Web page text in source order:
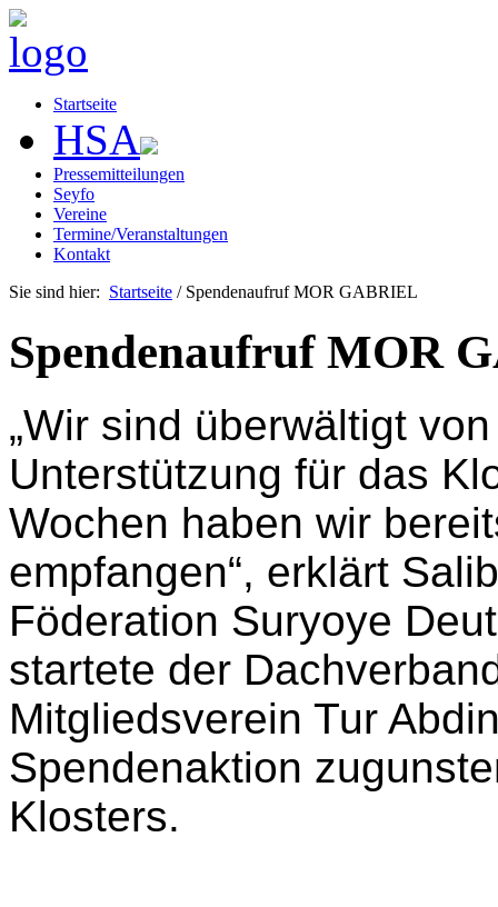
Startseite
HSA
Pressemitteilungen
Seyfo
Vereine
Termine/Veranstaltungen
Kontakt
Sie sind hier: Startseite / Spendenaufruf MOR GABRIEL
Spendenaufruf MOR
„Wir sind überwältigt
Unterstützung für das
Wochen haben wir
empfangen“, erklärt
Föderation Suryoye
startete der
Mitgliedsverein Tur
Spendenaktion
Klosters.